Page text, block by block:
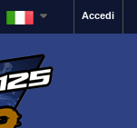
Accedi